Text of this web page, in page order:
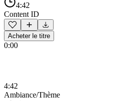
4:42
Content ID
Acheter le titre
0:00
4:42
Ambiance/Thème